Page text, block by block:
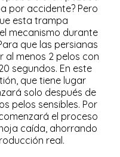
por accidente? Pero
esta trampa
mecanismo durante
que las persianas
al menos 2 pelos con
segundos. En este
que tiene lugar
solo después de
pelos sensibles. Por
el proceso
caída, ahorrando
real.